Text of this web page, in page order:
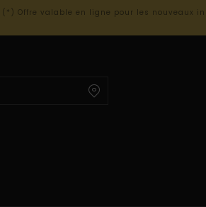
(*) Offre valable en ligne pour les nouveaux